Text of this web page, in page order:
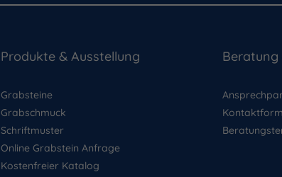
Produkte & Ausstellung
Grabsteine
Grabschmuck
Schriftmuster
Online Grabstein Anfrage
Kostenfreier Katalog